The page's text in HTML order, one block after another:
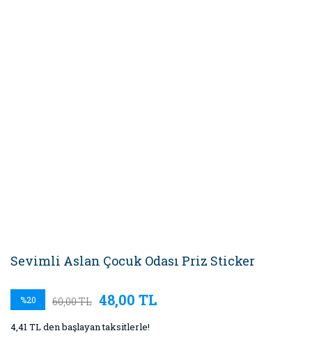
Sevimli Aslan Çocuk Odası Priz Sticker
%20 60,00 TL 48,00 TL
4,41 TL den başlayan taksitlerle!